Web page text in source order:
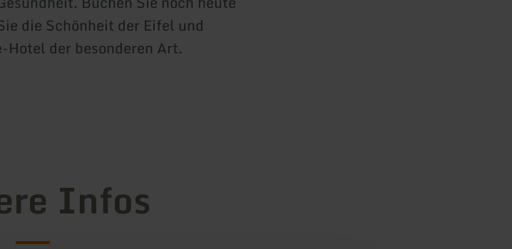
die Schönheit der Eifel und
der besonderen Art.
Infos